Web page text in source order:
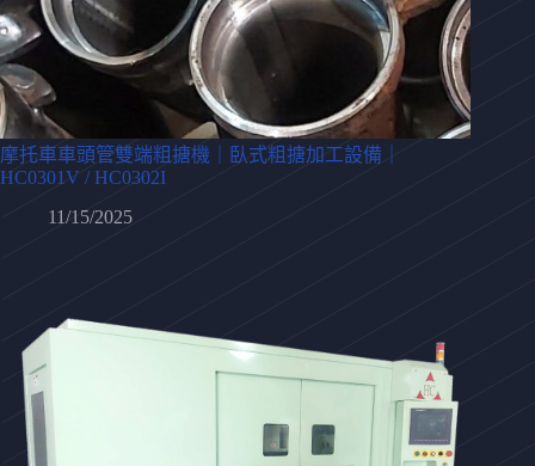
摩托車車頭管雙端粗搪機｜臥式粗搪加工設備｜
HC0301V / HC0302I
11/15/2025